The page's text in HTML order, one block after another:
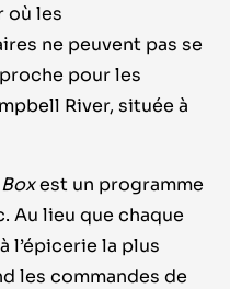
où les
ne peuvent pas se
pour les
River, située à
est un programme
Au lieu que chaque
l’épicerie la plus
les commandes de